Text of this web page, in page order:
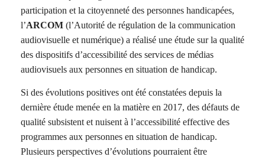
participation et la citoyenneté des personnes handicapées,
l’ARCOM (l’Autorité de régulation de la communication
audiovisuelle et numérique) a réalisé une étude sur la qualité
des dispositifs d’accessibilité des services de médias
audiovisuels aux personnes en situation de handicap.
Si des évolutions positives ont été constatées depuis la
dernière étude menée en la matière en 2017, des défauts de
qualité subsistent et nuisent à l’accessibilité effective des
programmes aux personnes en situation de handicap.
Plusieurs perspectives d’évolutions pourraient être